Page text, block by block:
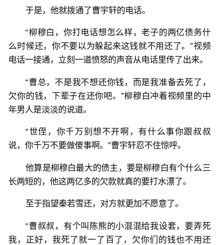
于是，他就拨通了曹宇轩的电话。
“柳穆白，你打电话想怎么样，老子的两亿债务什
么时候还，你不要以为躲起来这钱就不用还了。”视频
电话一接通，立刻一道愤怒的声音从电话里传了出来。
“曹总，不是我不想还你钱，而是我准备去死了，
欠你的钱，下辈子在还你吧。”柳穆白冲着视频里的中
年男人是淡淡的说道。
“世侄，你千万别想不开啊，有什么事你跟叔叔
说，你千万不要做傻事啊。”曹宇轩忍不住惊呼。
他算是柳穆白最大的债主，要是柳穆白有个什么三
长两短的，他这两亿多的欠款就真的要打水漂了。
至于指望秦若雪还，对方就更加不愿意了。
“曹叔叔，有个叫陈熊的小混混给我设套，要弄死
我，正好，我死了就一了百了，欠你们的钱也不用还